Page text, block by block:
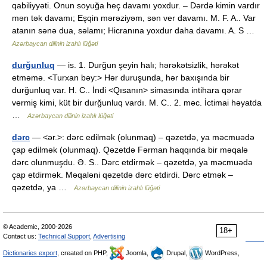
qabiliyyəti. Onun soyuğa heç davamı yoxdur. – Dərdə kimin vardır
mən tək davamı; Eşqin mərəziyəm, sən ver davamı. M. F. A.. Var
atanın sənə dua, səlamı; Hicranına yoxdur daha davamı. A. S …
Azərbaycan dilinin izahlı lüğəti
durğunluq — is. 1. Durğun şeyin halı; hərəkətsizlik, hərəkət
etməmə. <Turxan bəy:> Hər duruşunda, hər baxışında bir
durğunluq var. H. C.. İndi <Qısanın> simasında intihara qərar
vermiş kimi, küt bir durğunluq vardı. M. C.. 2. məc. İctimai həyatda
Azərbaycan dilinin izahlı lüğəti
dərc — <ər.>: dərc edilmək (olunmaq) – qəzetdə, ya məcmuədə
çap edilmək (olunmaq). Qəzetdə Fərman haqqında bir məqalə
dərc olunmuşdu. Ə. S.. Dərc etdirmək – qəzetdə, ya məcmuədə
çap etdirmək. Məqaləni qəzetdə dərc etdirdi. Dərc etmək –
qəzetdə, ya …
Azərbaycan dilinin izahlı lüğəti
18+
© Academic, 2000-2026
Contact us: Technical Support Advertising
Dictionaries export , created on PHP, Joomla, Drupal,
WordPress,